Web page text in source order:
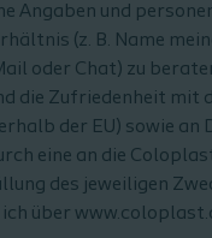
und
(z. B. Name
oder Chat) zu
Zufriedenheit mit
der EU) sowie
eine an die
des jeweiligen
über